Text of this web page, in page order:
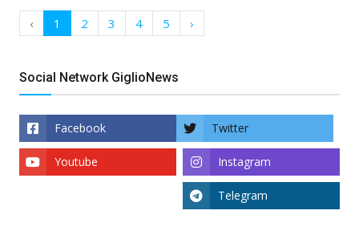
‹ 1 2 3 4 5 ›
Social Network GiglioNews
Facebook Twitter
Instagram
Youtube
Telegram